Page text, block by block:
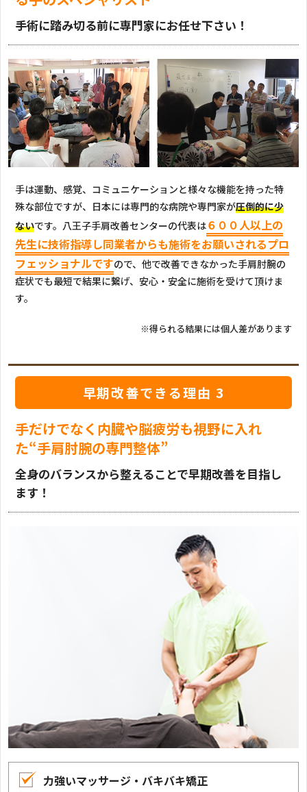
手術に踏み切る前に専門家にお任せ下さい！
手は運動、感覚、コミュニケーションと様々な機能を持った特
殊な部位ですが、日本には専門的な病院や専門家が圧倒的に少
ないです。八王子手肩改善センターの代表は６００人以上の
先生に技術指導し同業者からも施術をお願いされるプロ
フェッショナルですので、他で改善できなかった手肩肘腕の
症状でも最短で結果に繋げ、安心・安全に施術を受けて頂けま
す。
※得られる結果には個人差があります
早期改善できる理由 3
手だけでなく内臓や脳疲労も視野に入れ
た“手肩肘腕の専門整体”
全身のバランスから整えることで早期改善を目指し
ます！
力強いマッサージ・バキバキ矯正